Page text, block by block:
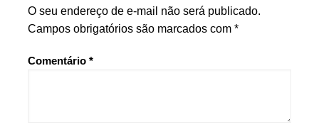
O seu endereço de e-mail não será publicado.
Campos obrigatórios são marcados com *
Comentário *